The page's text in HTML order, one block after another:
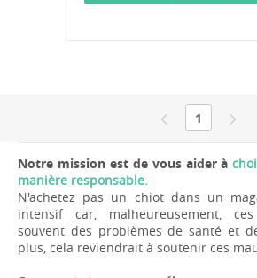
1
Notre mission est de vous aider à
manière responsable.
N'achetez pas un chiot dans un
intensif car, malheureusement,
souvent des problèmes de santé et
plus, cela reviendrait à soutenir ces